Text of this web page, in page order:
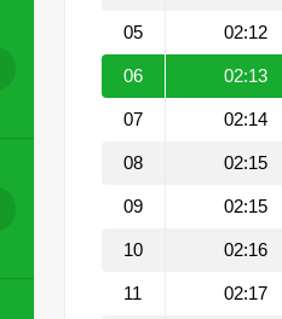
05 02:12
06 02:13
07 02:14
08 02:15
09 02:15
10 02:16
11 02:17